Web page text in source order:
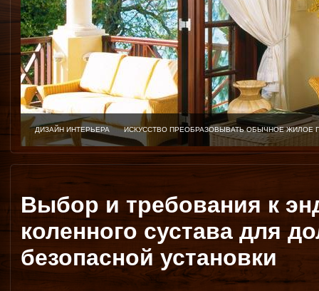
ДИЗАЙН ИНТЕРЬЕРА ИСКУССТВО ПРЕОБРАЗОВЫВАТЬ ОБЫЧНОЕ
Выбор и требования к
коленного сустава для
безопасной установки